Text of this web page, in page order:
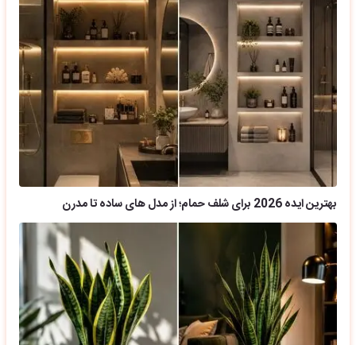
بهترین ایده 2026 برای شلف حمام؛ از مدل های ساده تا مدرن